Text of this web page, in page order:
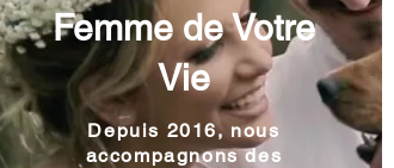
Femme de Votre
Vie
Depuis 2016, nous
accompagnons des